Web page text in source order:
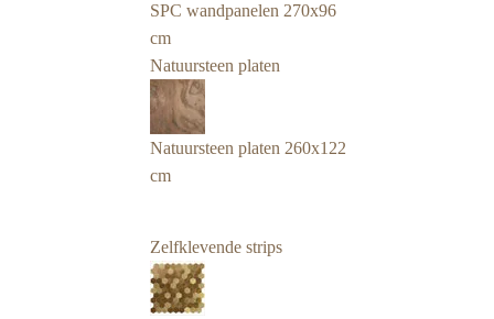
SPC wandpanelen 270x96
cm
Natuursteen platen
Natuursteen platen 260x122
cm
Zelfklevende strips